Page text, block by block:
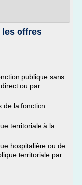
les offres
publique sans
ou par
de la fonction
territoriale à la
hospitalière ou de
territoriale par